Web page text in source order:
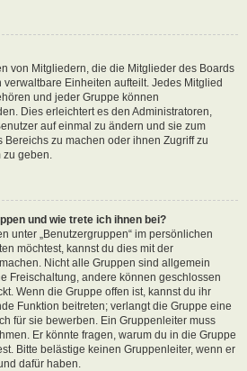
von Mitgliedern, die die Mitglieder des Boards
Einheiten aufteilt. Jedes Mitglied
und jeder Gruppe können
Dies erleichtert es den Administratoren,
auf einmal zu ändern und sie zum
zu machen oder ihnen Zugriff zu
geben.
und wie trete ich ihnen bei?
unter „Benutzergruppen“ im persönlichen
möchtest, kannst du dies mit der
Nicht alle Gruppen sind allgemein
Freischaltung, andere können geschlossen
Wenn die Gruppe offen ist, kannst du ihr
Funktion beitreten; verlangt die Gruppe eine
für sie bewerben. Ein Gruppenleiter muss
Er könnte fragen, warum du in die Gruppe
Bitte belästige keinen Gruppenleiter, wenn er
dafür haben.